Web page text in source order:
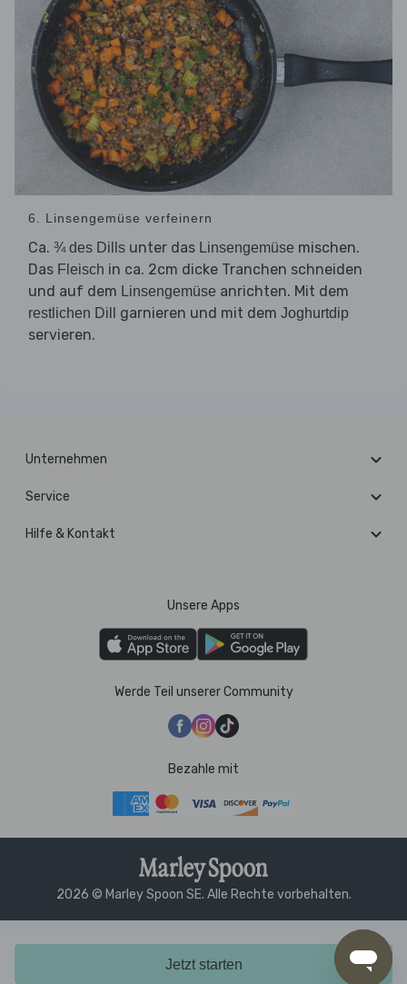
Jetzt starten
6. Linsengemüse verfeinern
Ca. ¾ des Dills unter das Linsengemüse mischen.
Das Fleisch in ca. 2cm dicke Tranchen schneiden
und auf dem Linsengemüse anrichten. Mit dem
restlichen Dill garnieren und mit dem Joghurtdip
servieren.
Unternehmen
Service
Hilfe & Kontakt
Unsere Apps
Werde Teil unserer Community
Bezahle mit
2026 © Marley Spoon SE. Alle Rechte vorbehalten.